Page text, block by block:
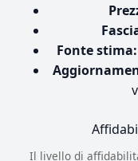
Fonte stima:
Il livello di